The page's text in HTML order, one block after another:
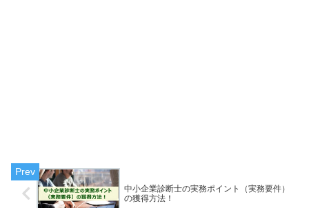
中小企業診断士の実務ポイント（実務要件）
の獲得方法！